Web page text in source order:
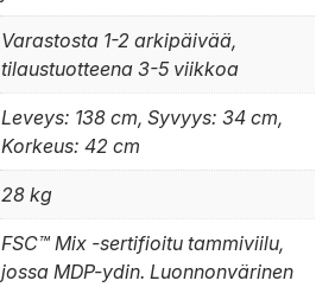
Varastosta 1-2 arkipäivää,
tilaustuotteena 3-5 viikkoa
Leveys: 138 cm, Syvyys: 34 cm,
Korkeus: 42 cm
28 kg
FSC™ Mix -sertifioitu tammiviilu,
jossa MDP-ydin. Luonnonvärinen